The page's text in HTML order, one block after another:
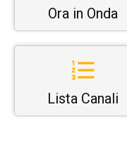
Ora in Onda
Lista Canali